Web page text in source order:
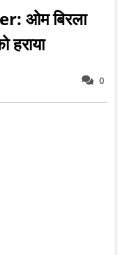
ओम बिरला
0